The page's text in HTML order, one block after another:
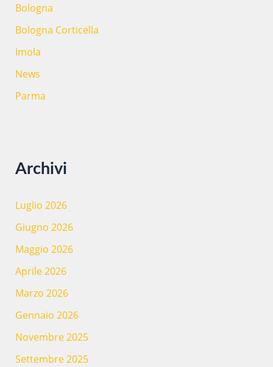
Bologna
Bologna Corticella
Imola
News
Parma
Archivi
Luglio 2026
Giugno 2026
Maggio 2026
Aprile 2026
Marzo 2026
Gennaio 2026
Novembre 2025
Settembre 2025